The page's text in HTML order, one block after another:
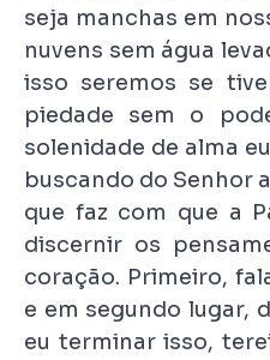
seja manchas em
nuvens sem água
isso seremos se
piedade sem o
solenidade de alma
buscando do Senhor
que faz com que a
discernir os
coração. Primeiro,
e em segundo lugar,
eu terminar isso,